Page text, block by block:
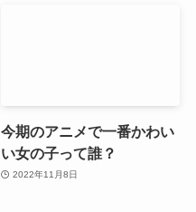
今期のアニメで一番かわい
い女の子って誰？
2022年11月8日